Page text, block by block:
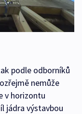
podle odborníků
nemůže
v horizontu
jádra výstavbou